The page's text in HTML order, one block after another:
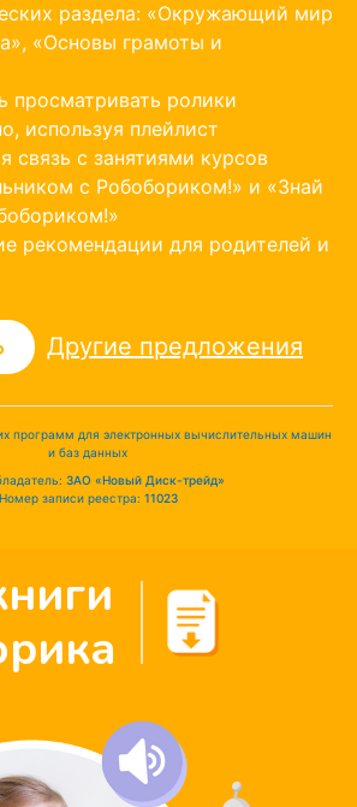
раздела: «Окружающий мир
«Основы грамоты и
просматривать ролики
используя плейлист
связь с занятиями курсов
с Робобориком!» и «Знай
рекомендации для родителей и
Другие предложения
программ для электронных вычислительных машин
и баз данных
ЗАО «Новый Диск-трейд»
Номер записи реестра: 11023